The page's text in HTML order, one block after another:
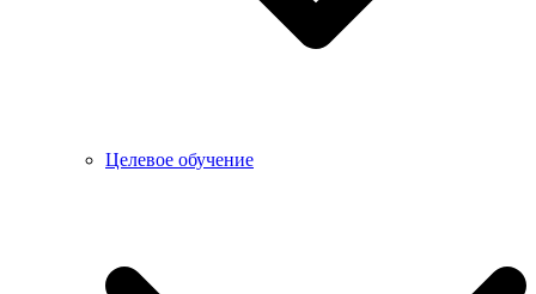
Целевое обучение